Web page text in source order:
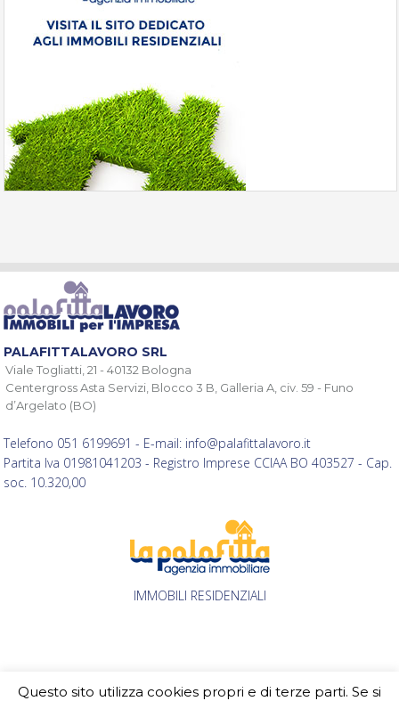
PALAFITTALAVORO SRL
Viale Togliatti, 21 - 40132 Bologna
Centergross Asta Servizi, Blocco 3 B, Galleria A, civ. 59 - Funo
d’Argelato (BO)
Telefono 051 6199691 - E-mail: info@palafittalavoro.it
Partita Iva 01981041203 - Registro Imprese CCIAA BO 403527 - Cap.
soc. 10.320,00
IMMOBILI RESIDENZIALI
Questo sito utilizza cookies propri e di terze parti. Se si